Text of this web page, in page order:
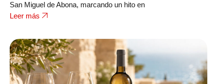
San Miguel de Abona, marcando un hito en
Leer más